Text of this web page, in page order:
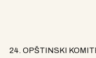
OPŠTINSKI